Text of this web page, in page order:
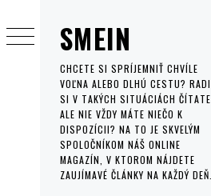
SMEIN
CHCETE SI SPRÍJEMNIŤ CHVÍLE
VOĽNA ALEBO DLHÚ CESTU? RADI
SI V TAKÝCH SITUÁCIÁCH ČÍTATE,
ALE NIE VŽDY MÁTE NIEČO K
DISPOZÍCII? NA TO JE SKVELÝM
SPOLOČNÍKOM NÁŠ ONLINE
MAGAZÍN, V KTOROM NÁJDETE
ZAUJÍMAVÉ ČLÁNKY NA KAŽDÝ DEŇ.
to
content